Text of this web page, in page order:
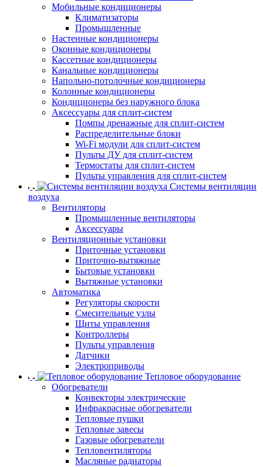
Мобильные кондиционеры
Климатизаторы
Промышленные
Настенные кондиционеры
Оконные кондиционеры
Кассетные кондиционеры
Канальные кондиционеры
Напольно-потолочные кондиционеры
Колонные кондиционеры
Кондиционеры без наружного блока
Аксессуары для сплит-систем
Помпы дренажные для сплит-систем
Распределительные блоки
Wi-Fi модули для сплит-систем
Пульты ДУ для сплит-систем
Термостаты для сплит-систем
Пульты управления для сплит-систем
Системы вентиляции
воздуха
Вентиляторы
Промышленные вентиляторы
Аксессуары
Вентиляционные установки
Приточные установки
Приточно-вытяжные
Бытовые установки
Вытяжные установки
Автоматика
Регуляторы скорости
Смесительные узлы
Щиты управления
Контроллеры
Пульты управления
Датчики
Электроприводы
Тепловое оборудование
Обогреватели
Конвекторы электрические
Инфракрасные обогреватели
Тепловые пушки
Тепловые завесы
Газовые обогреватели
Тепловентиляторы
Масляные радиаторы